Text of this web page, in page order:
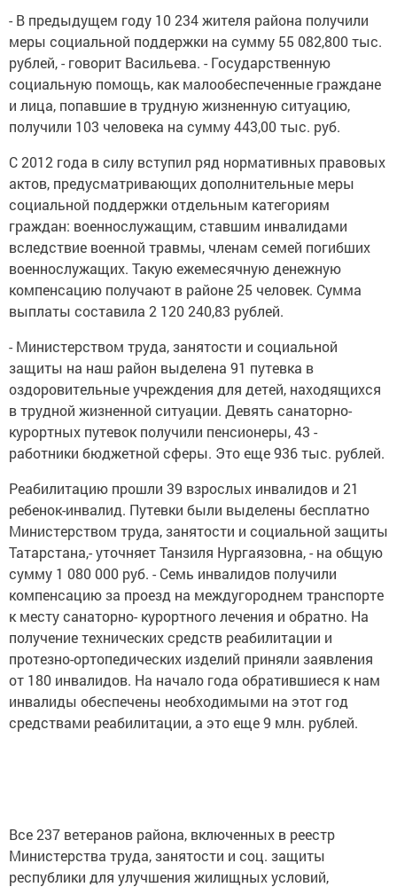
- В предыдущем году 10 234 жителя района получили
меры социальной поддержки на сумму 55 082,800 тыс.
рублей, - говорит Васильева. - Государственную
социальную помощь, как малообеспеченные граждане
и лица, попавшие в трудную жизненную ситуацию,
получили 103 человека на сумму 443,00 тыс. руб.
С 2012 года в силу вступил ряд нормативных правовых
актов, предусматривающих дополнительные меры
социальной поддержки отдельным категориям
граждан: военнослужащим, ставшим инвалидами
вследствие военной травмы, членам семей погибших
военнослужащих. Такую ежемесячную денежную
компенсацию получают в районе 25 человек. Сумма
выплаты составила 2 120 240,83 рублей.
- Министерством труда, занятости и социальной
защиты на наш район выделена 91 путевка в
оздоровительные учреждения для детей, находящихся
в трудной жизненной ситуации. Девять санаторно-
курортных путевок получили пенсионеры, 43 -
работники бюджетной сферы. Это еще 936 тыс. рублей.
Реабилитацию прошли 39 взрослых инвалидов и 21
ребенок-инвалид. Путевки были выделены бесплатно
Министерством труда, занятости и социальной защиты
Татарстана,- уточняет Танзиля Нургаязовна, - на общую
сумму 1 080 000 руб. - Семь инвалидов получили
компенсацию за проезд на междугороднем транспорте
к месту санаторно- курортного лечения и обратно. На
получение технических средств реабилитации и
протезно-ортопедических изделий приняли заявления
от 180 инвалидов. На начало года обратившиеся к нам
инвалиды обеспечены необходимыми на этот год
средствами реабилитации, а это еще 9 млн. рублей.
Все 237 ветеранов района, включенных в реестр
Министерства труда, занятости и соц. защиты
республики для улучшения жилищных условий,